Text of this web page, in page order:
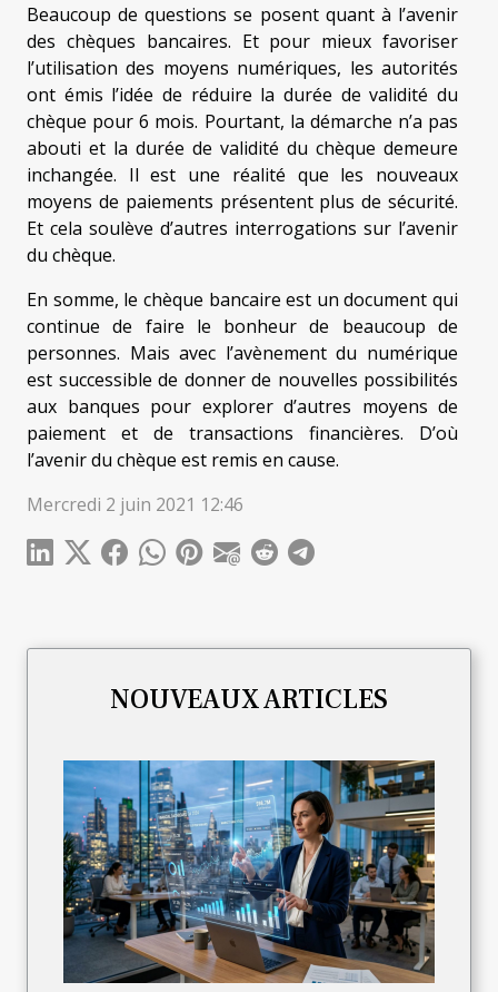
Beaucoup de questions se posent quant à l’avenir
des chèques bancaires. Et pour mieux favoriser
l’utilisation des moyens numériques, les autorités
ont émis l’idée de réduire la durée de validité du
chèque pour 6 mois. Pourtant, la démarche n’a pas
abouti et la durée de validité du chèque demeure
inchangée. Il est une réalité que les nouveaux
moyens de paiements présentent plus de sécurité.
Et cela soulève d’autres interrogations sur l’avenir
du chèque.
En somme, le chèque bancaire est un document qui
continue de faire le bonheur de beaucoup de
personnes. Mais avec l’avènement du numérique
est successible de donner de nouvelles possibilités
aux banques pour explorer d’autres moyens de
paiement et de transactions financières. D’où
l’avenir du chèque est remis en cause.
Mercredi 2 juin 2021 12:46
NOUVEAUX ARTICLES